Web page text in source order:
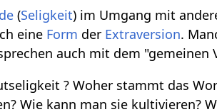
(Seligkeit) im Umgang mit
eine Form der Extraversion.
auch mit dem "gemeinen
? Woher stammt das
Wie kann man sie kultivieren?